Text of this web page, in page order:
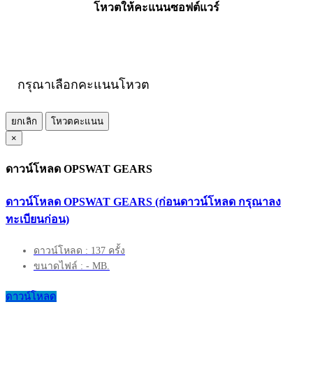
โหวตให้คะแนนซอฟต์แวร์
กรุณาเลือกคะแนนโหวต
ยกเลิก
โหวตคะแนน
×
ดาวน์โหลด OPSWAT GEARS
ดาวน์โหลด OPSWAT GEARS (ก่อนดาวน์โหลด กรุณาลง
ทะเบียนก่อน)
ดาวน์โหลด : 137 ครั้ง
ขนาดไฟล์ : - MB.
ดาวน์โหลด